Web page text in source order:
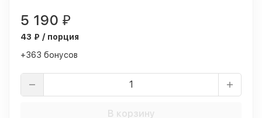
5 190 ₽
43 ₽ / порция
+363 бонусов
В корзину